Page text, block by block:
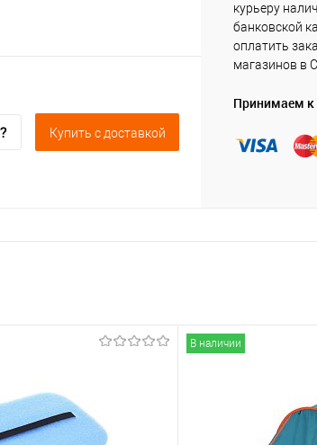
Купить c доставкой
курьеру
банковской
оплатить
магазинов в
Принимаем к
В наличии